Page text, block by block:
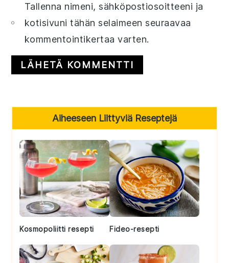
Tallenna nimeni, sähköpostiosoitteeni ja
kotisivuni tähän selaimeen seuraavaa
kommentointikertaa varten.
Primary
Sidebar
Aiheeseen Liittyviä Reseptejä
Kosmopoliitti resepti Fideo-resepti